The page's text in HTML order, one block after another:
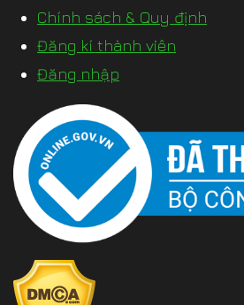
Chính sách & Quy định
Đăng kí thành viên
Đăng nhập